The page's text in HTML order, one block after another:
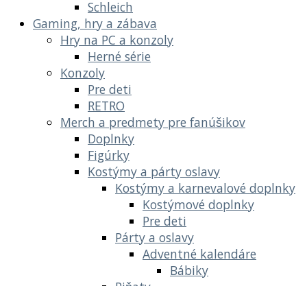
Schleich
Gaming, hry a zábava
Hry na PC a konzoly
Herné série
Konzoly
Pre deti
RETRO
Merch a predmety pre fanúšikov
Doplnky
Figúrky
Kostýmy a párty oslavy
Kostýmy a karnevalové doplnky
Kostýmové doplnky
Pre deti
Párty a oslavy
Adventné kalendáre
Bábiky